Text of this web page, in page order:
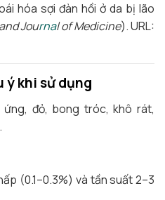
hóa sợi đàn hồi ở da bị lão
Journal of Medicine). URL:
ý khi sử dụng
ứng, đỏ, bong tróc, khô rát,
(0.1–0.3%) và tần suất 2–3